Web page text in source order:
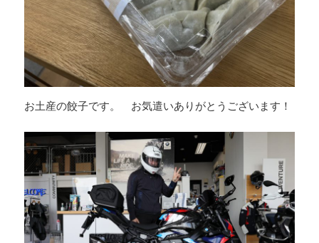
お土産の餃子です。 お気遣いありがとうございます！